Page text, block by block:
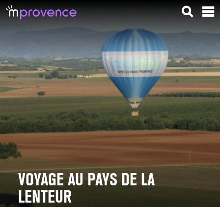
VOYAGE AU PAYS DE LA
LENTEUR